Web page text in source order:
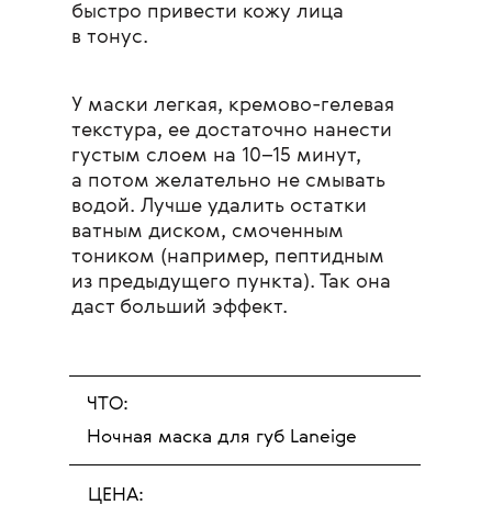
быстро привести кожу лица
в тонус.
У маски легкая, кремово-гелевая
текстура, ее достаточно нанести
густым слоем на 10–15 минут,
а потом желательно не смывать
водой. Лучше удалить остатки
ватным диском, смоченным
тоником (например, пептидным
из предыдущего пункта). Так она
даст больший эффект.
ЧТО:
Ночная маска для губ Laneige
ЦЕНА: